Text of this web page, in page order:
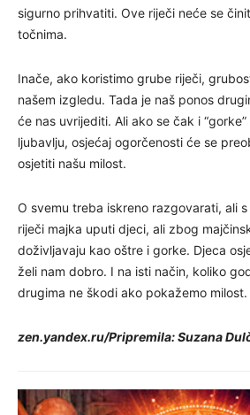
sigurno prihvatiti. Ove riječi neće se
točnima.
Inače, ako koristimo grube riječi,
našem izgledu. Tada je naš ponos
će nas uvrijediti. Ali ako se čak i
ljubavlju, osjećaj ogorčenosti će se
osjetiti našu milost.
O svemu treba iskreno razgovarati, ali
riječi majka uputi djeci, ali zbog
doživljavaju kao oštre i gorke. Djeca
želi nam dobro. I na isti način, koliko
drugima ne škodi ako pokažemo milost.
zen.yandex.ru/Pripremila: Suzana